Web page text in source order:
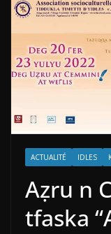
ACTUALITÉ IDLES
Aẓru n
tfaska